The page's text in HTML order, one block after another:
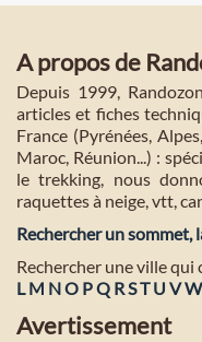
A propos de
Depuis 1999,
articles et fiches
France (Pyrénées,
Maroc, Réunion...) :
le trekking, nous
raquettes à neige, vtt,
Rechercher un sommet,
Rechercher une ville qui
L M NO PQ RST U VW
Avertissement